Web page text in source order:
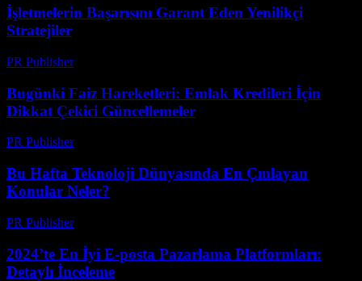
İşletmelerin Başarısını Garant Eden Yenilikçi
Stratejiler
PR Publisher-
Bugünki Faiz Hareketleri: Emlak Kredileri İçin
Dikkat Çekici Güncellemeler
PR Publisher-
Bu Hafta Teknoloji Dünyasında En Çınlayan
Konular Neler?
PR Publisher-
2024’te En İyi E-posta Pazarlama Platformları:
Detaylı İnceleme